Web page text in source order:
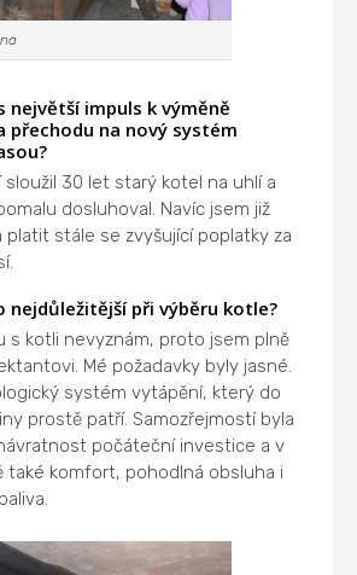
největší impuls k výměně
přechodu na nový systém
sloužil 30 let starý kotel na uhlí a
dosluhoval. Navíc jsem již
platit stále se zvyšující poplatky za
nejdůležitější při výběru kotle?
s kotli nevyznám, proto jsem plně
Mé požadavky byly jasné.
systém vytápění, který do
prostě patří. Samozřejmostí byla
počáteční investice a v
také komfort, pohodlná obsluha i